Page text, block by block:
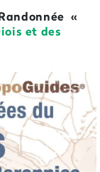
«
et des